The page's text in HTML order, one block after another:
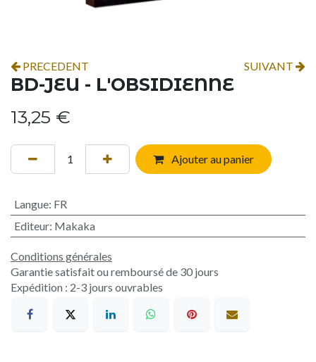
PRECEDENT SUIVANT
BD-JEU - L'OBSIDIENNE
13,25 €
Ajouter au panier
Langue: FR
Editeur: Makaka
Conditions générales
Garantie satisfait ou remboursé de 30 jours
Expédition : 2-3 jours ouvrables